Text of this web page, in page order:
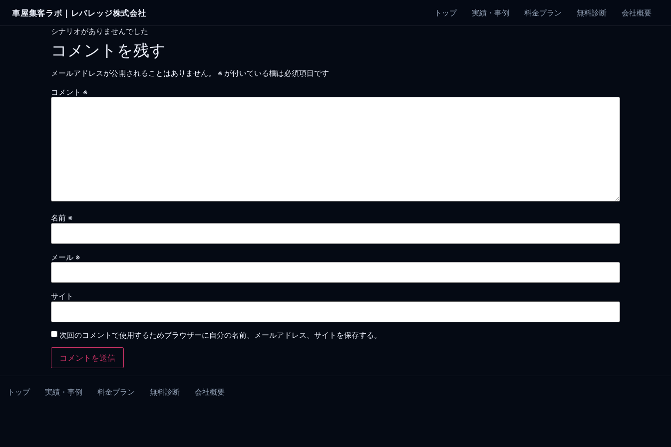
車屋集客ラボ｜レバレッジ株式会社 トップ 実績・事例 料金プラン 無料診断
会社概要
シナリオがありませんでした
コメントを残す
メールアドレスが公開されることはありません。 ※ が付いている欄は必須項目です
コメント ※
名前 ※
メール ※
サイト
次回のコメントで使用するためブラウザーに自分の名前、メールアドレス、サイトを保存する。
トップ 実績・事例 料金プラン 無料診断 会社概要